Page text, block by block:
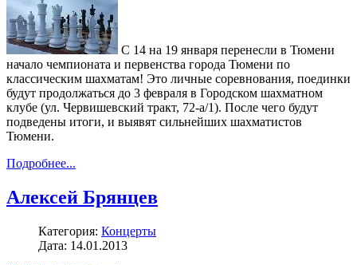
С 14 на 19 января перенесли в Тюмени
начало чемпионата и первенства города Тюмени по
классическим шахматам! Это личные соревнования, поединки
будут продолжаться до 3 февраля в Городском шахматном
клубе (ул. Червишевский тракт, 72-а/1). После чего будут
подведены итоги, и выявят сильнейших шахматистов
Тюмени.
Подробнее...
Алексей Брянцев
Категория: Концерты
Дата: 14.01.2013